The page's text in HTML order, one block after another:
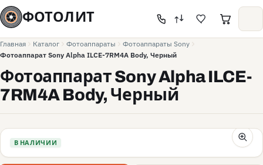
ФОТОЛИТ
Главная Каталог Фотоаппараты
Фотоаппараты Sony
Фотоаппарат Sony Alpha ILCE-7RM4A Body, Черный
Фотоаппарат Sony Alpha ILCE-
7RM4A Body, Черный
В НАЛИЧИИ